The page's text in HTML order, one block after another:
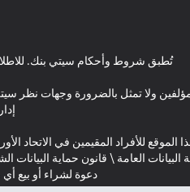
تُطبق شروط وأحكام سيتي بنك.
ولا تمثل بالضرورة وجهات نظر
الموقع للأفراد المقيمين في الاتحاد
البيانات العامة \ قانون حماية
دعوة لشراء أو بيع أي